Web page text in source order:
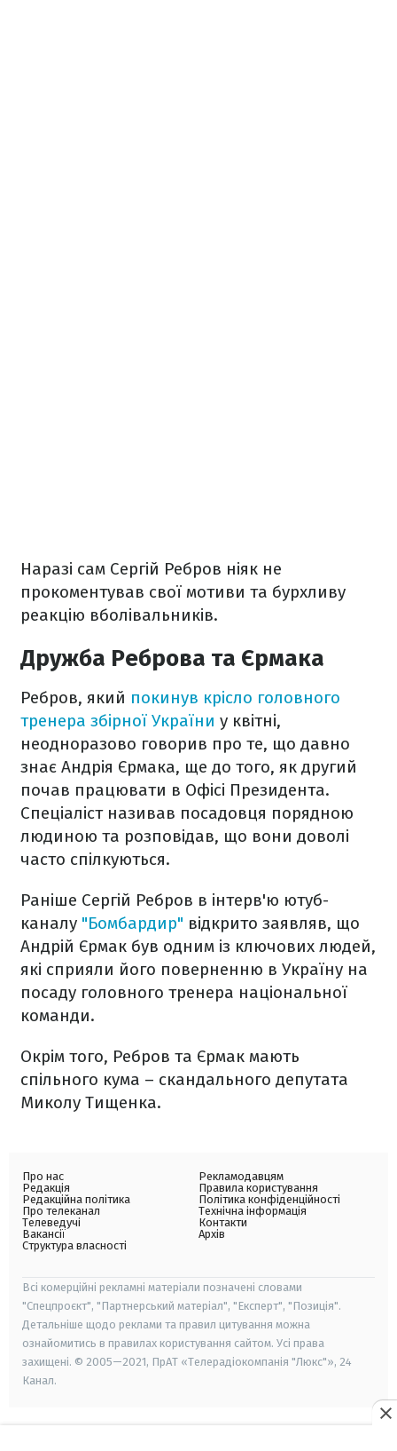
Наразі сам Сергій Ребров ніяк не
прокоментував свої мотиви та бурхливу
реакцію вболівальників.
Дружба Реброва та Єрмака
Ребров, який покинув крісло головного
тренера збірної України у квітні,
неодноразово говорив про те, що давно
знає Андрія Єрмака, ще до того, як другий
почав працювати в Офісі Президента.
Спеціаліст називав посадовця порядною
людиною та розповідав, що вони доволі
часто спілкуються.
Раніше Сергій Ребров в інтерв'ю ютуб-
каналу "Бомбардир" відкрито заявляв, що
Андрій Єрмак був одним із ключових людей,
які сприяли його поверненню в Україну на
посаду головного тренера національної
команди.
Окрім того, Ребров та Єрмак мають
спільного кума – скандального депутата
Миколу Тищенка.
Про нас
Редакція
Редакційна політика
Про телеканал
Телеведучі
Вакансії
Структура власності
Рекламодавцям
Правила користування
Політика конфіденційності
Технічна інформація
Контакти
Архів
Всі комерційні рекламні матеріали позначені словами
"Спецпроєкт", "Партнерський матеріал", "Експерт", "Позиція".
Детальніше щодо реклами та правил цитування можна
ознайомитись в правилах користування сайтом. Усі права
захищені. © 2005—2021, ПрАТ «Телерадіокомпанія "Люкс"», 24
Канал.